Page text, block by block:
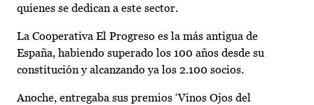
quienes se dedican a este sector.
La Cooperativa El Progreso es la más antigua de
España, habiendo superado los 100 años desde su
constitución y alcanzando ya los 2.100 socios.
Anoche, entregaba sus premios ‘Vinos Ojos del